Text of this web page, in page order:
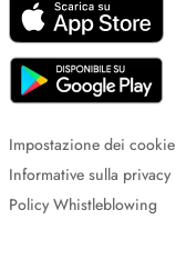
Impostazione dei cookie
Informative sulla privacy
Policy Whistleblowing